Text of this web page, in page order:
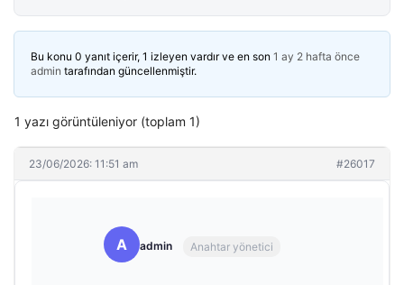
Bu konu 0 yanıt içerir, 1 izleyen vardır ve en son 1 ay 2 hafta önce
admin tarafından güncellenmiştir.
1 yazı görüntüleniyor (toplam 1)
23/06/2026: 11:51 am #26017
A admin Anahtar yönetici